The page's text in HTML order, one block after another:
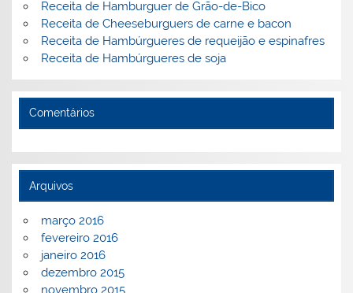
Receita de Hamburguer de Grão-de-Bico
Receita de Cheeseburguers de carne e bacon
Receita de Hambúrgueres de requeijão e espinafres
Receita de Hambúrgueres de soja
Comentários
Arquivos
março 2016
fevereiro 2016
janeiro 2016
dezembro 2015